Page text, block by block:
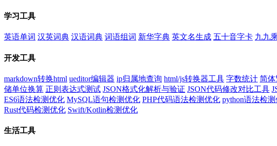
学习工具
英语单词 汉英词典 汉语词典 词语组词 新华字典 英文名生成 五十音字卡 九九
开发工具
markdown转换html ueditor编辑器 ip归属地查询 html/js转换器工具 字数统计 简体
储单位换算 正则表达式测试 JSON格式化解析与验证 JSON代码修改对比工具
ES6语法检测优化 MySQL语句检测优化 PHP代码语法检测优化 python语法检
Rust代码检测优化 Swift/Kotlin检测优化
生活工具